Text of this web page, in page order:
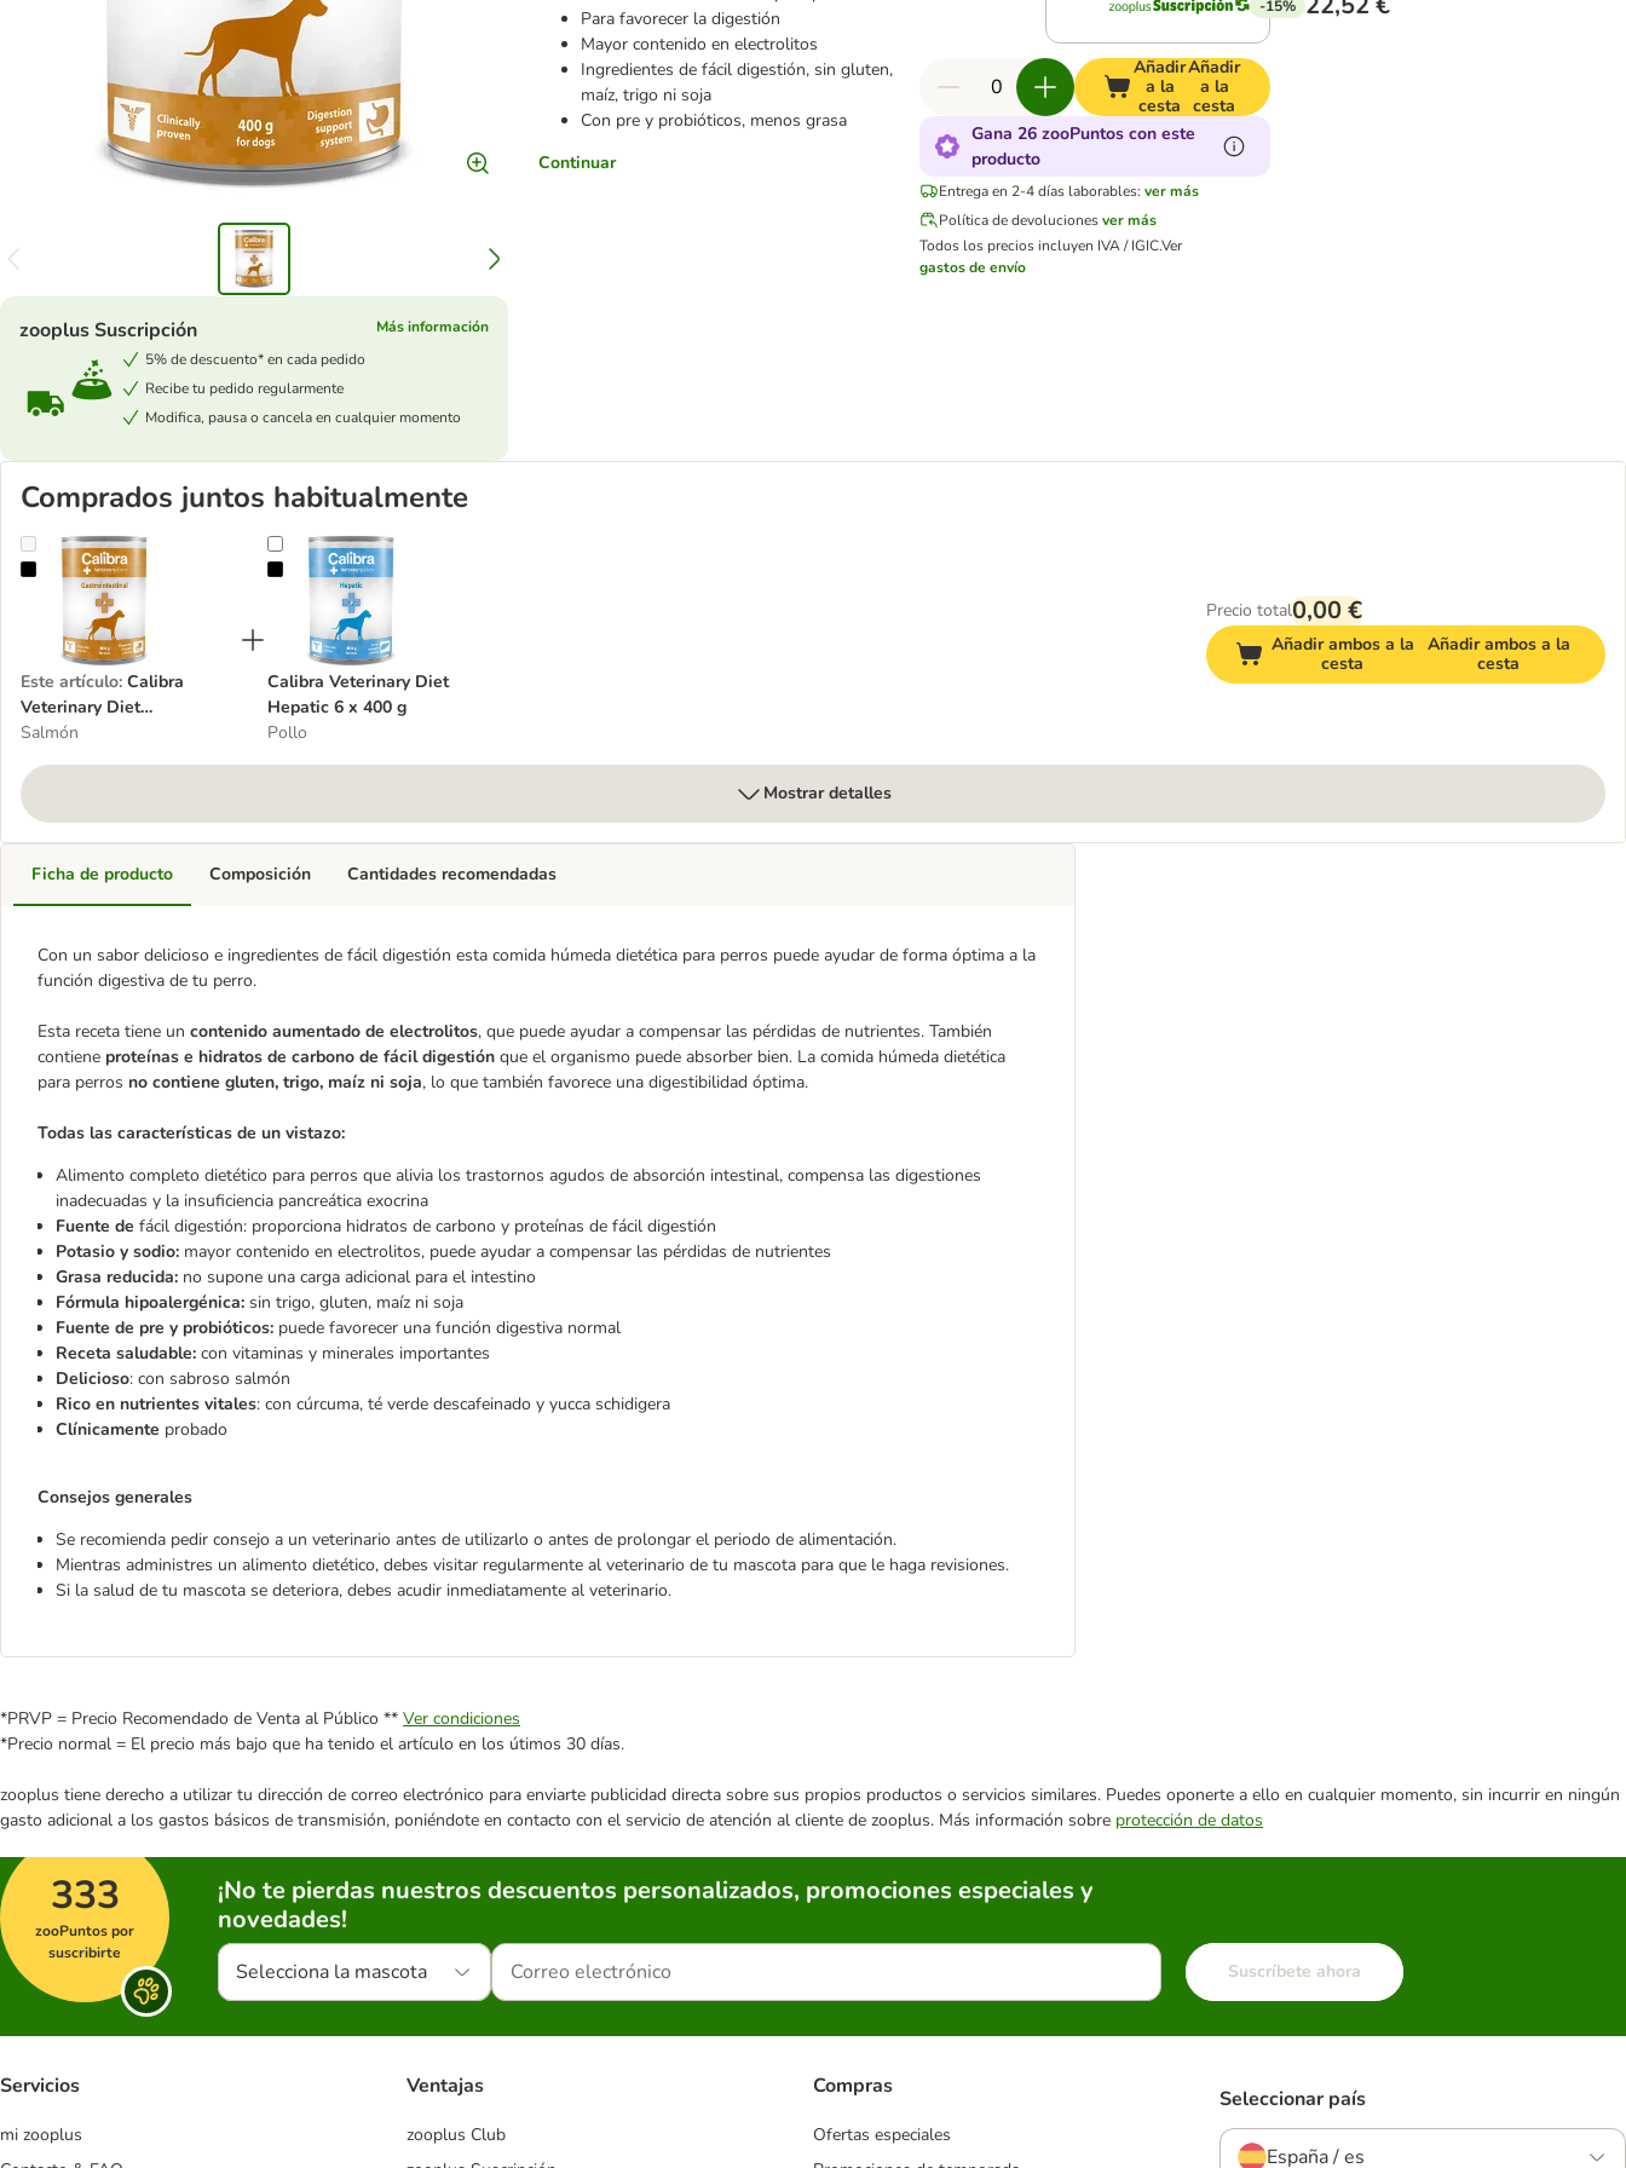
Para favorecer la digestión
Mayor contenido en electrolitos
Ingredientes de fácil digestión, sin gluten,
maíz, trigo ni soja
Con pre y probióticos, menos grasa
Continuar
zooplus Suscripción
Más información
5% de descuento* en cada pedido
Recibe tu pedido regularmente
Modifica, pausa o cancela en cualquier momento
-15%
Añadir
a la
cesta
Añadir
a la
cesta
Gana 26 zooPuntos con este
producto
Entrega en 2-4 días laborables: ver más
Política de devoluciones ver más
Todos los precios incluyen IVA / IGIC.Ver
gastos de envío
Comprados juntos habitualmente
Calibra Veterinary Diet Gastrointestinal 6 x 400 g
Este artículo: Calibra
Veterinary Diet
Gastrointestinal 6 x 400 g
Salmón
Calibra Veterinary Diet Hepatic 6 x 400 g
Calibra Veterinary Diet
Hepatic 6 x 400 g
Pollo
Precio total0,00 €
Añadir ambos a la
cesta
Añadir ambos a la
cesta
Mostrar detalles
Ficha de producto
Con un sabor delicioso e ingredientes de fácil digestión esta comida húmeda dietética para perros puede ayudar de forma óptima a la
función digestiva de tu perro.
Esta receta tiene un contenido aumentado de electrolitos, que puede ayudar a compensar las pérdidas de nutrientes. También
contiene proteínas e hidratos de carbono de fácil digestión que el organismo puede absorber bien. La comida húmeda dietética
para perros no contiene gluten, trigo, maíz ni soja, lo que también favorece una digestibilidad óptima.
Todas las características de un vistazo:
Alimento completo dietético para perros que alivia los trastornos agudos de absorción intestinal, compensa las digestiones
inadecuadas y la insuficiencia pancreática exocrina
Fuente de fácil digestión: proporciona hidratos de carbono y proteínas de fácil digestión
Potasio y sodio: mayor contenido en electrolitos, puede ayudar a compensar las pérdidas de nutrientes
Grasa reducida: no supone una carga adicional para el intestino
Fórmula hipoalergénica: sin trigo, gluten, maíz ni soja
Fuente de pre y probióticos: puede favorecer una función digestiva normal
Receta saludable: con vitaminas y minerales importantes
Delicioso: con sabroso salmón
Rico en nutrientes vitales: con cúrcuma, té verde descafeinado y yucca schidigera
Clínicamente probado
Consejos generales
Se recomienda pedir consejo a un veterinario antes de utilizarlo o antes de prolongar el periodo de alimentación.
Mientras administres un alimento dietético, debes visitar regularmente al veterinario de tu mascota para que le haga revisiones.
Si la salud de tu mascota se deteriora, debes acudir inmediatamente al veterinario.
Composición Cantidades recomendadas
*PRVP = Precio Recomendado de Venta al Público ** Ver condiciones
*Precio normal = El precio más bajo que ha tenido el artículo en los útimos 30 días.
zooplus tiene derecho a utilizar tu dirección de correo electrónico para enviarte publicidad directa sobre sus propios productos o servicios similares. Puedes oponerte a ello en cualquier momento, sin incurrir en ningún
gasto adicional a los gastos básicos de transmisión, poniéndote en contacto con el servicio de atención al cliente de zooplus. Más información sobre protección de datos
333
zooPuntos por
suscribirte
¡No te pierdas nuestros descuentos personalizados, promociones especiales y
novedades!
Selecciona la mascota Suscríbete ahora
Servicios
mi zooplus
Ventajas
zooplus Club
Compras
Ofertas especiales
Seleccionar país
España / es